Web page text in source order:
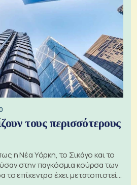
τους περισσότερους
η Νέα Υόρκη, το Σικάγο και το
στην παγκόσμια κούρσα των
επίκεντρο έχει μετατοπιστεί